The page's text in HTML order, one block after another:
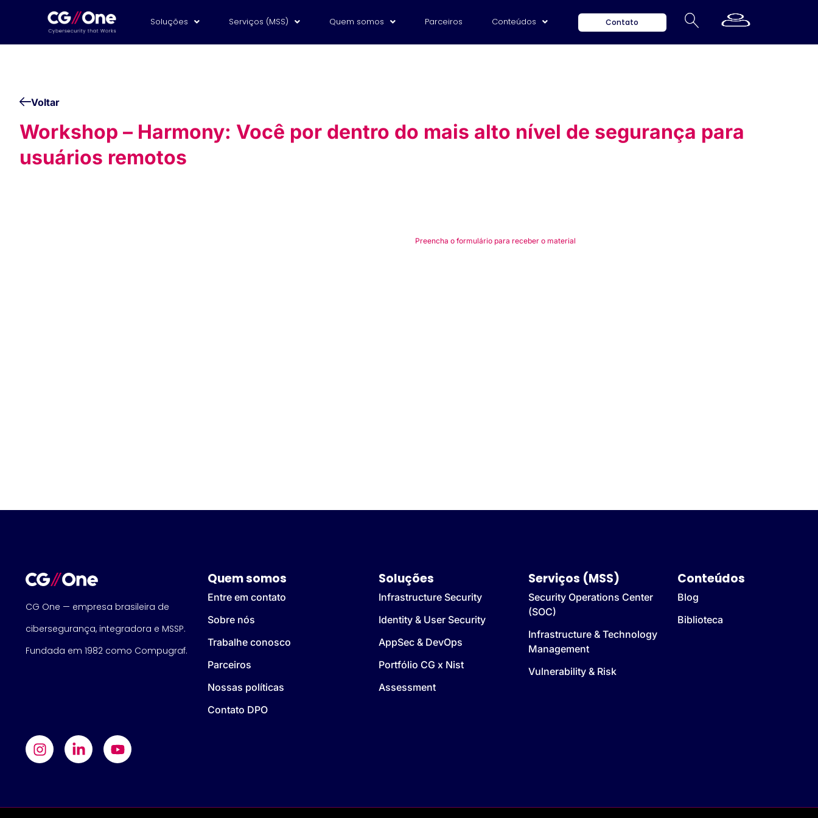
Soluções Serviços (MSS) Quem somos Parceiros Conteúdos Contato
Voltar
Workshop – Harmony: Você por dentro do mais alto nível de segurança para
usuários remotos
Preencha o formulário para receber o material
CG One — empresa brasileira de
cibersegurança, integradora e MSSP.
Fundada em 1982 como Compugraf.
Quem somos
Entre em contato
Sobre nós
Trabalhe conosco
Parceiros
Nossas políticas
Contato DPO
Soluções
Infrastructure Security
Identity & User Security
AppSec & DevOps
Portfólio CG x Nist
Assessment
Serviços (MSS)
Security Operations Center
(SOC)
Infrastructure & Technology
Management
Vulnerability & Risk
Conteúdos
Blog
Biblioteca